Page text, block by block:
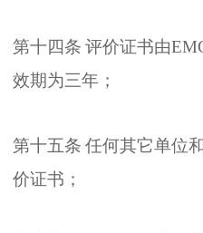
第十四条 评价证书由
效期为三年 ；
第十五条 任何其它单位
价证书 ；